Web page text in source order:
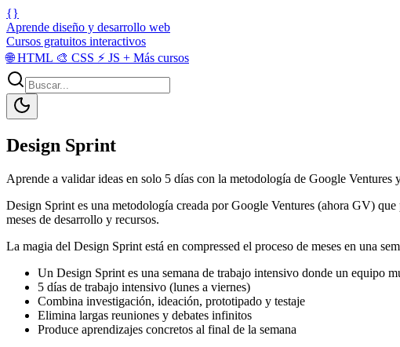
{}
Aprende diseño y desarrollo web
Cursos gratuitos interactivos
🌐HTML 🎨 CSS ⚡ JS + Más cursos
Design Sprint
Aprende a validar ideas en solo 5 días con la metodología de Google Ventures
Design Sprint es una metodología creada por Google Ventures (ahora GV)
meses de desarrollo y recursos.
La magia del Design Sprint está en compressed el proceso de meses en una
Un Design Sprint es una semana de trabajo intensivo donde un equipo
5 días de trabajo intensivo (lunes a viernes)
Combina investigación, ideación, prototipado y testaje
Elimina largas reuniones y debates infinitos
Produce aprendizajes concretos al final de la semana